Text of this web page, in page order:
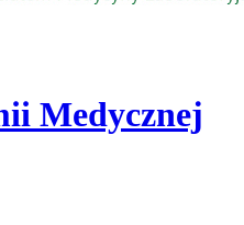
Medycznej